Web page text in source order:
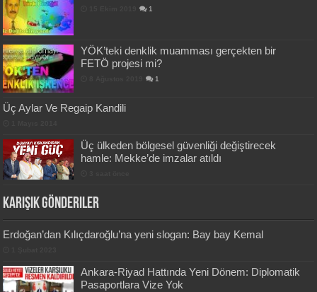
1
YÖK’teki denklik muamması gerçekten bir
FETÖ projesi mi?
1
Üç Aylar Ve Regaip Kandili
Üç ülkeden bölgesel güvenliği değiştirecek
hamle: Mekke’de imzalar atıldı
Karışık Gönderiler
Erdoğan’dan Kılıçdaroğlu’na yeni slogan: Bay bay Kemal
Ankara-Riyad Hattında Yeni Dönem: Diplomatik
Pasaportlara Vize Yok